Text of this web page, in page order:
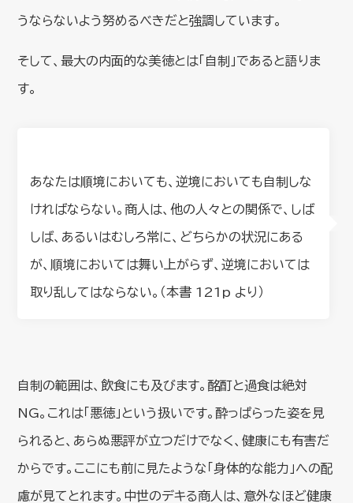
うならないよう努めるべきだと強調しています。
そして、最大の内面的な美徳とは「自制」であると語りま
す。
あなたは順境においても、逆境においても自制しな
ければならない。商人は、他の人々との関係で、しば
しば、あるいはむしろ常に、どちらかの状況にある
が、順境においては舞い上がらず、逆境においては
取り乱してはならない。（本書 121p より）
自制の範囲は、飲食にも及びます。酩酊と過食は絶対
NG。これは「悪徳」という扱いです。酔っぱらった姿を見
られると、あらぬ悪評が立つだけでなく、健康にも有害だ
からです。ここにも前に見たような「身体的な能力」への配
慮が見てとれます。中世のデキる商人は、意外なほど健康